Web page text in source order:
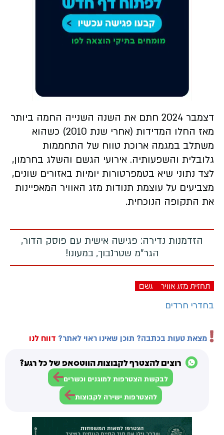
דצמבר 2024 חתם את השנה השנייה החמה ביותר
מאז החלו המדידות (אחרי שנת 2010) כשהוא
משתלב במגמה ארוכת טווח של התחממות
גלובלית והשפעותיה. אירועי הגשם והשלג בחרמון,
לצד נתוני שיא בטמפרטורות יומיות באזורים שונים,
מצביעים על עוצמת תנודות מזג האוויר המאפיינות
את התקופה הנוכחית.
הזדמנות נדירה: פגישה אישית עם פוסק הדור,
הגר"מ שטרנבוך, במעונו!
תחזית מזג אוויר גשם
בחדרי חרדים
מצאת טעות בכתבה? תוכן שאינו ראוי לאתר? דווח לנו
רוצים להצטרף לקבוצות הווטסאפ של כל רגע?
לבקשת הצטרפות למוגנים וכשרים
להצטרפות ישירה לקבוצות